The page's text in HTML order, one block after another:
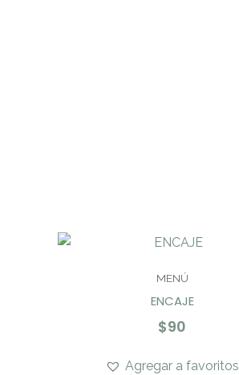
MENÚ
ENCAJE
$90
Agregar a favoritos